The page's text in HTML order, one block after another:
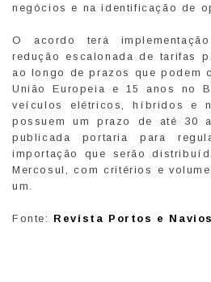
negócios e na identificação de
O acordo terá
redução escalonada de tarifas
ao longo de prazos que podem
União Europeia e 15 anos no
veículos elétricos, híbridos e
possuem um prazo de até 30
publicada portaria para
importação que serão
Mercosul, com critérios e
um.
Fonte: Revista Portos e Navios